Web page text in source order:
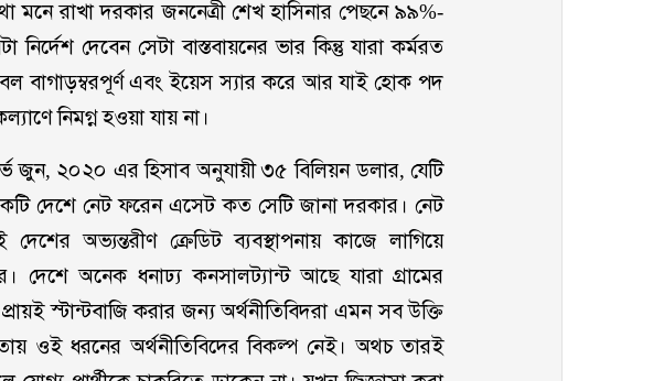
মনে রাখা দরকার জননেত্রী শেখ হাসিনার পেছনে ৯৯%-
দেবেন সেটা বাস্তবায়নের ভার কিন্তু যারা কর্মরত
বাগাড়ম্বরপূর্ণ এবং ইয়েস স্যার করে আর যাই হোক পদ
নিমগ্ন হওয়া যায় না।
জুন, ২০২০ এর হিসাব অনুযায়ী ৩৫ বিলিয়ন ডলার, যেটি
একটি দেশে নেট ফরেন এসেট কত সেটি জানা দরকার। নেট
অভ্যন্তরীণ ক্রেডিট ব্যবস্থাপনায় কাজে লাগিয়ে
দেশে অনেক ধনাঢ্য কনসালট্যান্ট আছে যারা গ্রামের
স্টান্টবাজি করার জন্য অর্থনীতিবিদরা এমন সব উক্তি
ওই ধরনের অর্থনীতিবিদের বিকল্প নেই। অথচ তারই